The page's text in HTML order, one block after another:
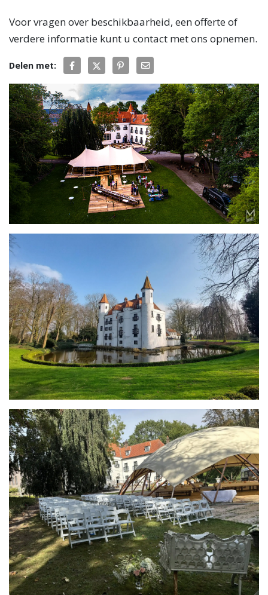
Voor vragen over beschikbaarheid, een offerte of
verdere informatie kunt u contact met ons opnemen.
Delen met: